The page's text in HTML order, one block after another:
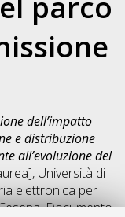
dell’impatto
e distribuzione
all’evoluzione del
Università di
elettronica per
, Documento